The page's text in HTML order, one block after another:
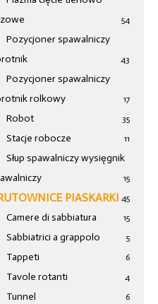
54
Pozycjoner spawalniczy
43
Pozycjoner spawalniczy
rolkowy
17
Robot 35
Stacje robocze 11
Słup spawalniczy wysięgnik
15
PIASKARKI 45
Camere di sabbiatura 15
Sabbiatrici a grappolo 5
Tappeti 6
Tavole rotanti 4
Tunnel 6